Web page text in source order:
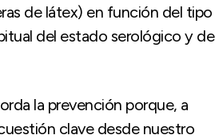
de látex) en función del tipo
del estado serológico y de
la prevención porque, a
clave desde nuestro